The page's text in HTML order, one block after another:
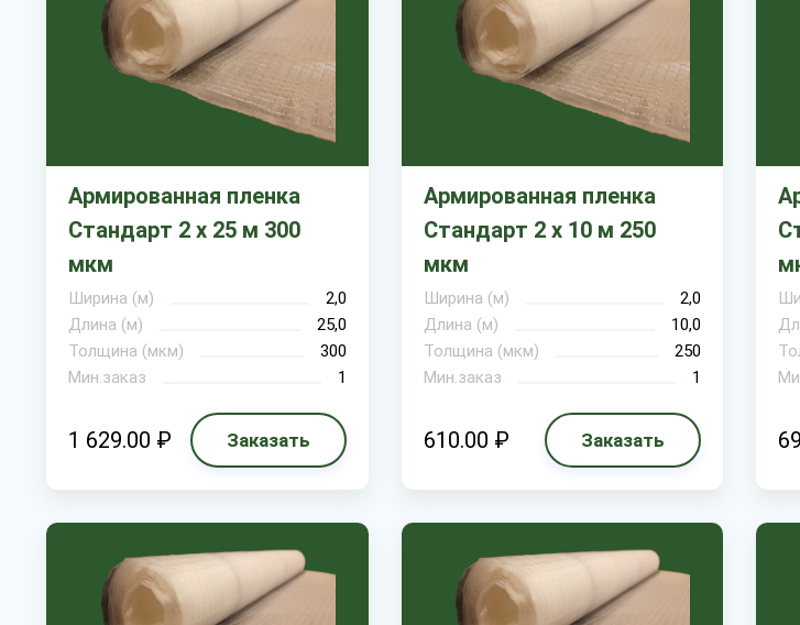
Армированная пленка
Стандарт 2 х 25 м 300
мкм
Ширина (м)
2,0
Длина (м)
25,0
Толщина (мкм)
300
Мин.заказ
1
1 629.00 ₽ Заказать
Армированная пленка
Стандарт 2 х 10 м 250
мкм
Ширина (м)
2,0
Длина (м)
10,0
Толщина (мкм)
250
Мин.заказ
1
610.00 ₽ Заказать